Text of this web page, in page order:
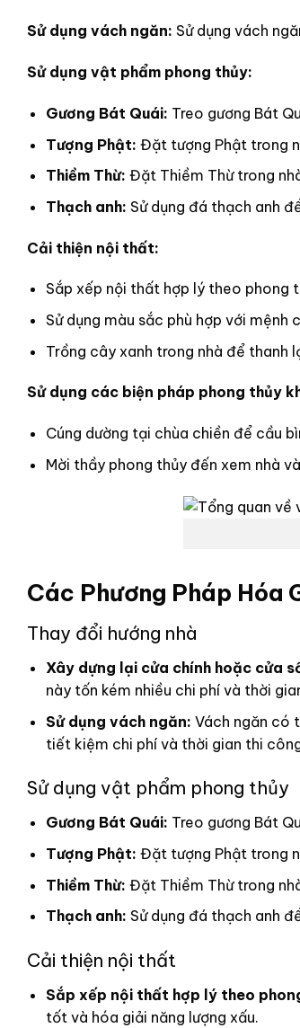
Sử dụng vách ngăn: Sử dụng vách
Sử dụng vật phẩm phong thủy:
Gương Bát Quái: Treo gương Bát
Tượng Phật: Đặt tượng Phật trong
Thiềm Thừ: Đặt Thiềm Thừ trong
Thạch anh: Sử dụng đá thạch anh
Cải thiện nội thất:
Sắp xếp nội thất hợp lý theo phong
Sử dụng màu sắc phù hợp với mệnh
Trồng cây xanh trong nhà để thanh
Sử dụng các biện pháp phong thủy
Cúng dường tại chùa chiền để cầu
Mời thầy phong thủy đến xem nhà
Các Phương Pháp Hóa
Thay đổi hướng nhà
Xây dựng lại cửa chính hoặc cửa
này tốn kém nhiều chi phí và thời
Sử dụng vách ngăn: Vách ngăn có
tiết kiệm chi phí và thời gian thi
Sử dụng vật phẩm phong thủy
Gương Bát Quái: Treo gương Bát
Tượng Phật: Đặt tượng Phật trong
Thiềm Thừ: Đặt Thiềm Thừ trong
Thạch anh: Sử dụng đá thạch anh
Cải thiện nội thất
Sắp xếp nội thất hợp lý theo
tốt và hóa giải năng lượng xấu.